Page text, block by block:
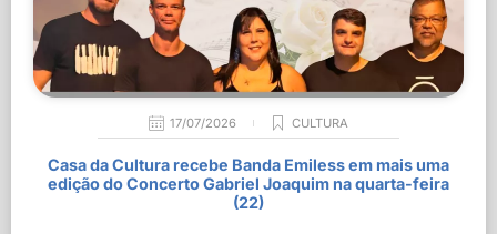
17/07/2026 CULTURA
Casa da Cultura recebe Banda Emiless em mais uma
edição do Concerto Gabriel Joaquim na quarta-feira
(22)